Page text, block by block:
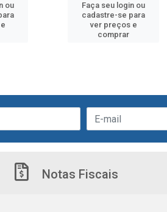
ou
Faça seu login ou
cadastre-se para
ver preços e
comprar
Notas Fiscais